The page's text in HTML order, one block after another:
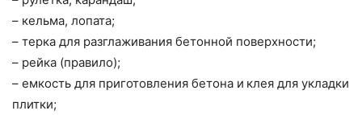
– кельма, лопата;
– терка для разглаживания бетонной поверхности;
– рейка (правило);
– емкость для приготовления бетона и клея для укладки
плитки;